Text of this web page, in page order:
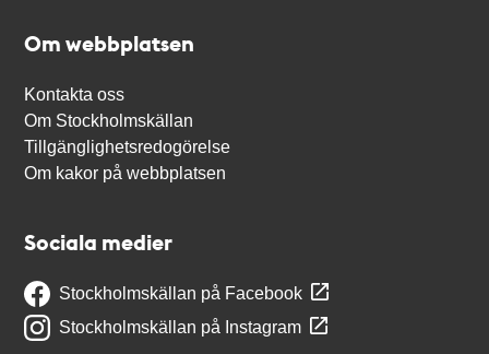
Om webbplatsen
Kontakta oss
Om Stockholmskällan
Tillgänglighetsredogörelse
Om kakor på webbplatsen
Sociala medier
Stockholmskällan på Facebook
Stockholmskällan på Instagram